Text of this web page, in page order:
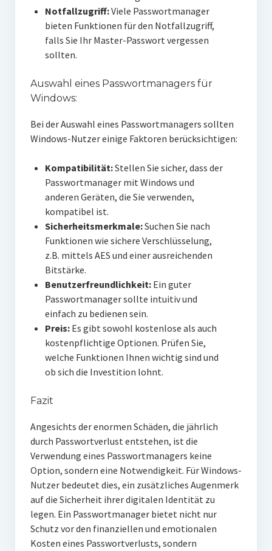
Notfallzugriff:Viele Passwortmanager
bieten Funktionen für den Notfallzugriff,
falls Sie Ihr Master-Passwort vergessen
sollten.
Auswahl eines Passwortmanagers für
Windows:
Bei der Auswahl eines Passwortmanagers sollten
Windows-Nutzer einige Faktoren berücksichtigen:
Kompatibilität:Stellen Sie sicher, dass der
Passwortmanager mit Windows und
anderen Geräten, die Sie verwenden,
kompatibel ist.
Sicherheitsmerkmale:Suchen Sie nach
Funktionen wie sichere Verschlüsselung,
z.B. mittels AES und einer ausreichenden
Bitstärke.
Benutzerfreundlichkeit:Ein guter
Passwortmanager sollte intuitiv und
einfach zu bedienen sein.
Preis:Es gibt sowohl kostenlose als auch
kostenpflichtige Optionen. Prüfen Sie,
welche Funktionen Ihnen wichtig sind und
ob sich die Investition lohnt.
Fazit
Angesichts der enormen Schäden, die jährlich
durch Passwortverlust entstehen, ist die
Verwendung eines Passwortmanagers keine
Option, sondern eine Notwendigkeit. Für Windows-
Nutzer bedeutet dies, ein zusätzliches Augenmerk
auf die Sicherheit ihrer digitalen Identität zu
legen. Ein Passwortmanager bietet nicht nur
Schutz vor den finanziellen und emotionalen
Kosten eines Passwortverlusts, sondern